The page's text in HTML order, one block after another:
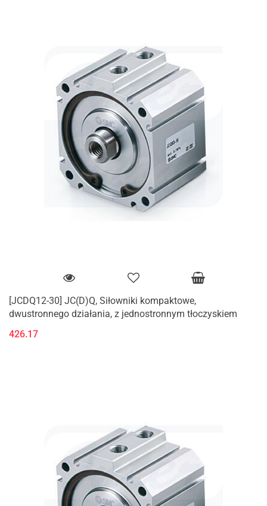
[JCDQ12-30] JC(D)Q, Siłowniki kompaktowe,
dwustronnego działania, z jednostronnym tłoczyskiem
426.17